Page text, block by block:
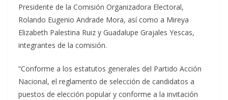
Presidente de la Comisión Organizadora Electoral,
Rolando Eugenio Andrade Mora, así como a Mireya
Elizabeth Palestina Ruiz y Guadalupe Grajales Yescas,
integrantes de la comisión.
“Conforme a los estatutos generales del Partido Acción
Nacional, el reglamento de selección de candidatos a
puestos de elección popular y conforme a la invitación